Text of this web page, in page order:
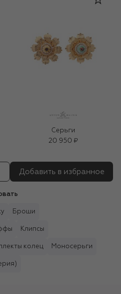
Серьги
20 950 ₽
Добавить в избранное
Броши
Клипсы
колец Моносерьги